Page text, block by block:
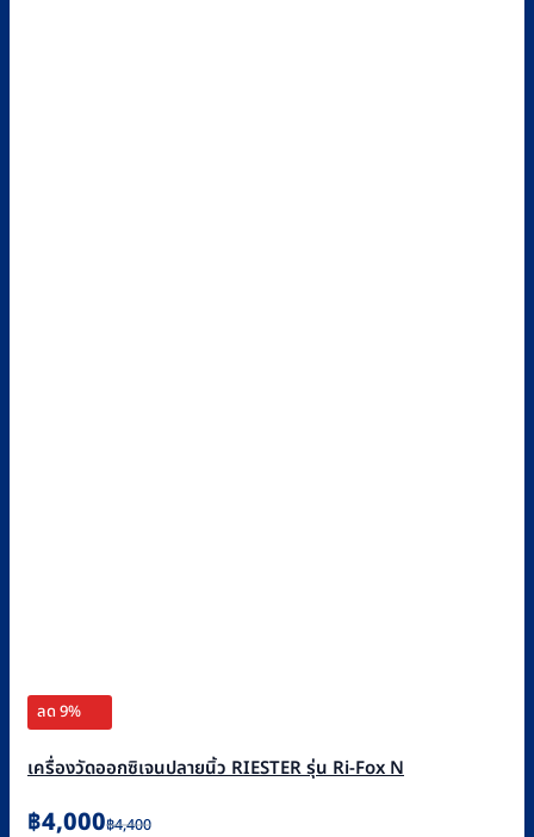
ลด 9%
เครื่องวัดออกซิเจนปลายนิ้ว RIESTER รุ่น Ri-Fox N
฿4,400
Original
฿4,000
Current